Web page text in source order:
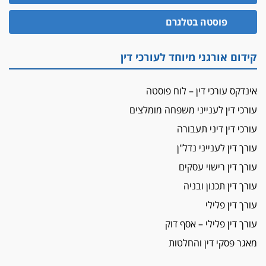
זוכה עורך-דין שהשווה את ברק לסינוואר ואת
"הבמות של קפלן" לחמאס
מאסר בפועל לעו"ד מהצפון שהגיש תביעות
פיקטיביות בשם פלסטינים
על המידתיות
ביה"ד המשמעתי ביטל השעיה לצמיתות של
עורכת-דין שהביעה שמחה ב-7 באוקטובר
אשם
עו"ד הלל בבייב הורשע בהונאת עשרות לקוחות,
ההסדר: 7-9 שנות מאסר
דין ומקרקעין
עורך דין ברמת השרון נחקר בחשד למרמה בעסקת
נדל"ן
"אני מכינה 5-6 ג'וינטים ביום"
תובעת משטרתית פוטרה בחשד לעישון סמים
פוסטה בטלגרם
קידום אורגני מיוחד לעורכי דין
אינדקס עורכי דין – לוח פוסטה
עורכי דין לענייני משפחה מומלצים
עורכי דין דיני תעבורה
עורך דין לענייני נדל"ן
עורך דין רישוי עסקים
עורך דין תכנון ובניה
עורך דין פלילי
עורך דין פלילי – אסף דוק
מאגר פסקי דין והחלטות